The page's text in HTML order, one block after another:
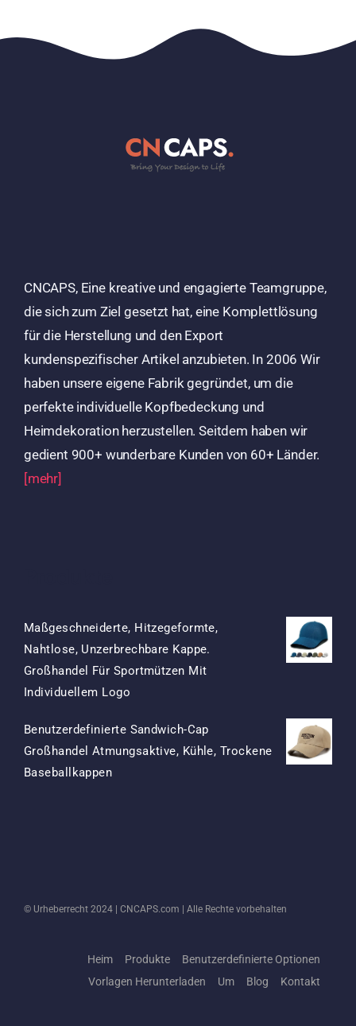
CNCAPS, Eine kreative und engagierte Teamgruppe,
die sich zum Ziel gesetzt hat, eine Komplettlösung
für die Herstellung und den Export
kundenspezifischer Artikel anzubieten. In 2006 Wir
haben unsere eigene Fabrik gegründet, um die
perfekte individuelle Kopfbedeckung und
Heimdekoration herzustellen. Seitdem haben wir
gedient 900+ wunderbare Kunden von 60+ Länder.
[mehr]
Maßgeschneiderte, Hitzegeformte,
Nahtlose, Unzerbrechbare Kappe.
Großhandel Für Sportmützen Mit
Individuellem Logo
War:
$15.50
Ist:
$7.50.
Benutzerdefinierte Sandwich-Cap
Großhandel Atmungsaktive, Kühle, Trockene
BaseballkappenUrsprünglicher
Aktueller
© Urheberrecht 2024 | CNCAPS.com | Alle Rechte vorbehalten
Heim Produkte
Benutzerdefinierte Optionen
Vorlagen Herunterladen
Um Blog Kontakt